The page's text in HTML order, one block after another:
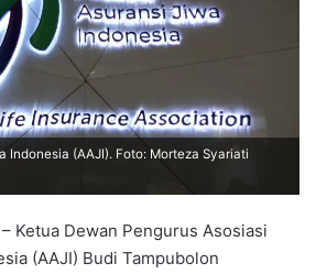
Indonesia (AAJI). Foto: Morteza Syariati
– Ketua Dewan Pengurus Asosiasi
(AAJI) Budi Tampubolon